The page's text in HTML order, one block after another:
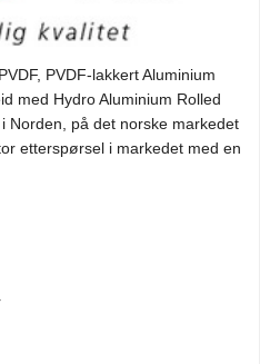
PVDF-lakkert Aluminium
med Hydro Aluminium Rolled
Norden, på det norske markedet
etterspørsel i markedet med en